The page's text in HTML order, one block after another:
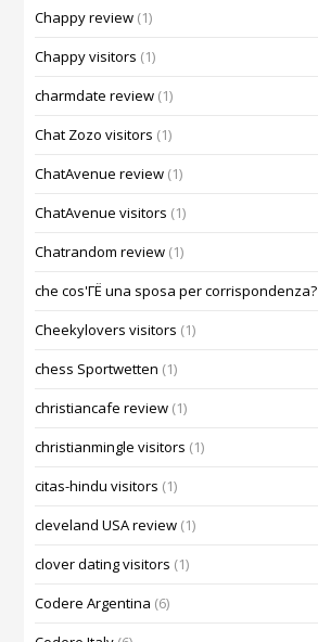
Chappy review (1)
Chappy visitors (1)
charmdate review (1)
Chat Zozo visitors (1)
ChatAvenue review (1)
ChatAvenue visitors (1)
Chatrandom review (1)
che cos'ГЁ una sposa per corrispondenza?
Cheekylovers visitors (1)
chess Sportwetten (1)
christiancafe review (1)
christianmingle visitors (1)
citas-hindu visitors (1)
cleveland USA review (1)
clover dating visitors (1)
Codere Argentina (6)